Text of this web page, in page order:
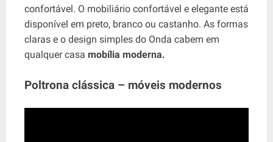
confortável. O mobiliário confortável e elegante está
disponível em preto, branco ou castanho. As formas
claras e o design simples do Onda cabem em
qualquer casa mobília moderna.
Poltrona clássica – móveis modernos